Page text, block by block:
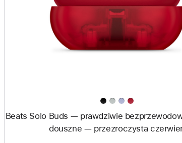
Beats Solo Buds —
prawdziwie
bezprzewodowe
słuchawki
douszne —
przezroczysta
Beats Solo Buds — prawdziwie
douszne — przezroczysta